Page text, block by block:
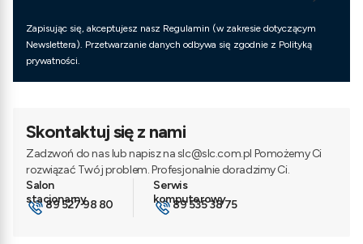
Zapisując się, akceptujesz nasz Regulamin (w zakresie dotyczącym
Newslettera). Przetwarzanie danych odbywa się zgodnie z Polityką
prywatności.
Skontaktuj się z nami
Zadzwoń do nas lub napisz na slc@slc.com.pl Pomożemy Ci
rozwiązać Twój problem. Profesjonalnie doradzimy Ci.
89 527 98 80 89 535 38 75